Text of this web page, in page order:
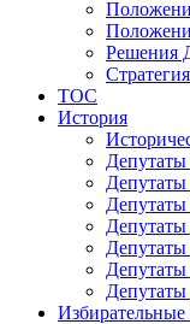
Решения
ТОС
История
Избирательные